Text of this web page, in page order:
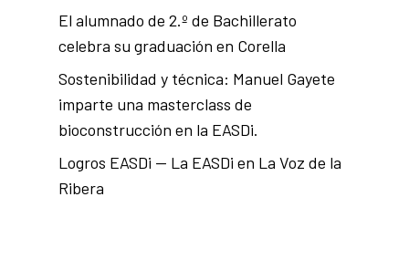
El alumnado de 2.º de Bachillerato
celebra su graduación en Corella
Sostenibilidad y técnica: Manuel Gayete
imparte una masterclass de
bioconstrucción en la EASDi.
Logros EASDi — La EASDi en La Voz de la
Ribera